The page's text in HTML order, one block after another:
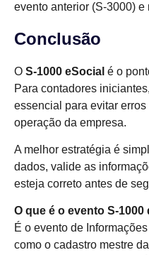
evento anterior (S-3000) e
Conclusão
O S-1000 eSocial é o
Para contadores
essencial para evitar
operação da empresa.
A melhor estratégia é
dados, valide as
esteja correto antes de
O que é o evento S-1000
É o evento de
como o cadastro mestre